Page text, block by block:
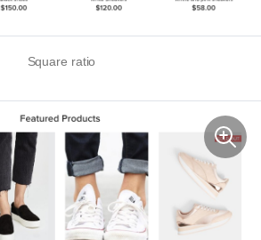
Square ratio